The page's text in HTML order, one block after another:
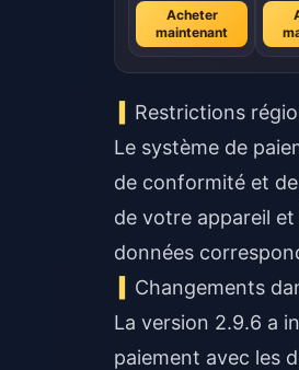
Acheter
maintenant
Restrictions
Le système de
de conformité et
de votre appareil
données
Changements
La version 2.9.6 a
paiement avec les